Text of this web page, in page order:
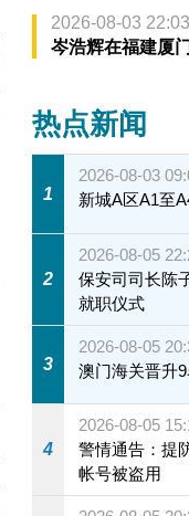
2026-08-03 22:03
岑浩辉在福建厦
热点新闻
1
2026-08-03
新城A区A1至
2
2026-08-05
保安司司长陈
就职仪式
3
2026-08-05
澳门海关晋升
4
2026-08-05
警情通告：提
帐号被盗用